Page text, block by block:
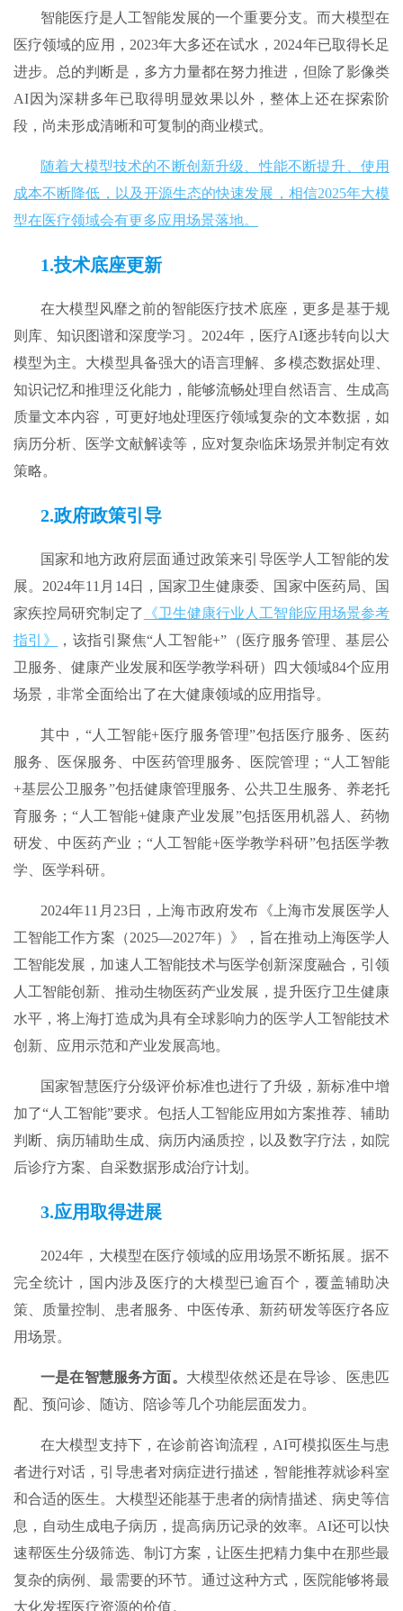
智能医疗是人工智能发展的一个重要分支。而大模型在
医疗领域的应用，2023年大多还在试水，2024年已取得长足
进步。总的判断是，多方力量都在努力推进，但除了影像类
AI因为深耕多年已取得明显效果以外，整体上还在探索阶
段，尚未形成清晰和可复制的商业模式。
随着大模型技术的不断创新升级、性能不断提升、使用
成本不断降低，以及开源生态的快速发展，相信2025年大模
型在医疗领域会有更多应用场景落地。
1.技术底座更新
在大模型风靡之前的智能医疗技术底座，更多是基于规
则库、知识图谱和深度学习。2024年，医疗AI逐步转向以大
模型为主。大模型具备强大的语言理解、多模态数据处理、
知识记忆和推理泛化能力，能够流畅处理自然语言、生成高
质量文本内容，可更好地处理医疗领域复杂的文本数据，如
病历分析、医学文献解读等，应对复杂临床场景并制定有效
策略。
2.政府政策引导
国家和地方政府层面通过政策来引导医学人工智能的发
展。2024年11月14日，国家卫生健康委、国家中医药局、国
家疾控局研究制定了
《卫生健康行业人工智能应用场景参考
指引》
，该指引聚焦“人工智能+”（医疗服务管理、基层公
卫服务、健康产业发展和医学教学科研）四大领域84个应用
场景，非常全面给出了在大健康领域的应用指导。
其中，“人工智能+医疗服务管理”包括医疗服务、医药
服务、医保服务、中医药管理服务、医院管理；“人工智能
+基层公卫服务”包括健康管理服务、公共卫生服务、养老托
育服务；“人工智能+健康产业发展”包括医用机器人、药物
研发、中医药产业；“人工智能+医学教学科研”包括医学教
学、医学科研。
2024年11月23日，上海市政府发布《上海市发展医学人
工智能工作方案（2025—2027年）》，旨在推动上海医学人
工智能发展，加速人工智能技术与医学创新深度融合，引领
人工智能创新、推动生物医药产业发展，提升医疗卫生健康
水平，将上海打造成为具有全球影响力的医学人工智能技术
创新、应用示范和产业发展高地。
国家智慧医疗分级评价标准也进行了升级，新标准中增
加了“人工智能”要求。包括人工智能应用如方案推荐、辅助
判断、病历辅助生成、病历内涵质控，以及数字疗法，如院
后诊疗方案、自采数据形成治疗计划。
3.应用取得进展
2024年，大模型在医疗领域的应用场景不断拓展。据不
完全统计，国内涉及医疗的大模型已逾百个，覆盖辅助决
策、质量控制、患者服务、中医传承、新药研发等医疗各应
用场景。
一是在智慧服务方面。 大模型依然还是在导诊、医患匹
配、预问诊、随访、陪诊等几个功能层面发力。
在大模型支持下，在诊前咨询流程，AI可模拟医生与患
者进行对话，引导患者对病症进行描述，智能推荐就诊科室
和合适的医生。大模型还能基于患者的病情描述、病史等信
息，自动生成电子病历，提高病历记录的效率。AI还可以快
速帮医生分级筛选、制订方案，让医生把精力集中在那些最
复杂的病例、最需要的环节。通过这种方式，医院能够将最
大化发挥医疗资源的价值。